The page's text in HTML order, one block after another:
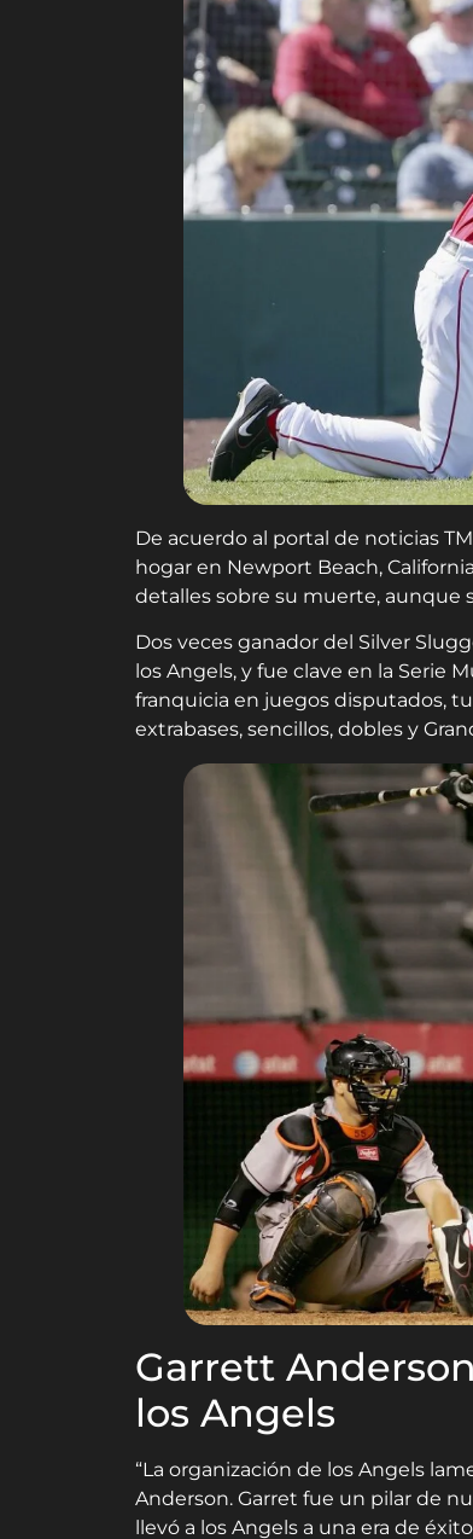
De acuerdo al portal de noticias
hogar en Newport Beach,
detalles sobre su muerte, aunque
Dos veces ganador del Silver
los Angels, y fue clave en la Serie
franquicia en juegos disputados,
extrabases, sencillos, dobles y
Garrett
los Angels
“La organización de los Angels
Anderson. Garret fue un pilar de
llevó a los Angels a una era de